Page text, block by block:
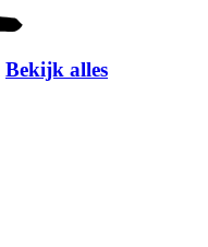
Bekijk alles